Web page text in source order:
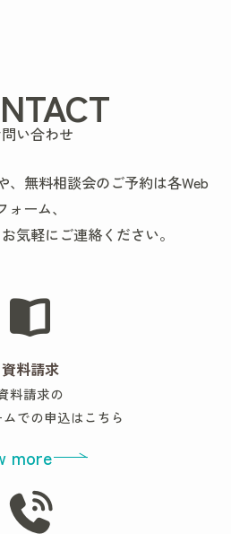
い合わせ
、無料相談会のご予約は各Web
ォーム、
気軽にご連絡ください。
資料請求
料請求の
での申込はこちら
more